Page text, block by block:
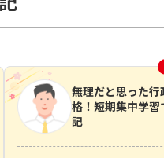
無理だと思った
格！短期集中学
記